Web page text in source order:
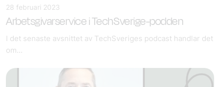
28 februari 2023
Arbetsgivarservice i TechSverige-podden
I det senaste avsnittet av TechSveriges podcast handlar det
om...